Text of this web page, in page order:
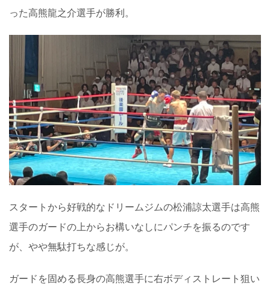
った高熊龍之介選手が勝利。
スタートから好戦的なドリームジムの松浦諒太選手は高熊
選手のガードの上からお構いなしにパンチを振るのです
が、やや無駄打ちな感じが。
ガードを固める長身の高熊選手に右ボディストレート狙い